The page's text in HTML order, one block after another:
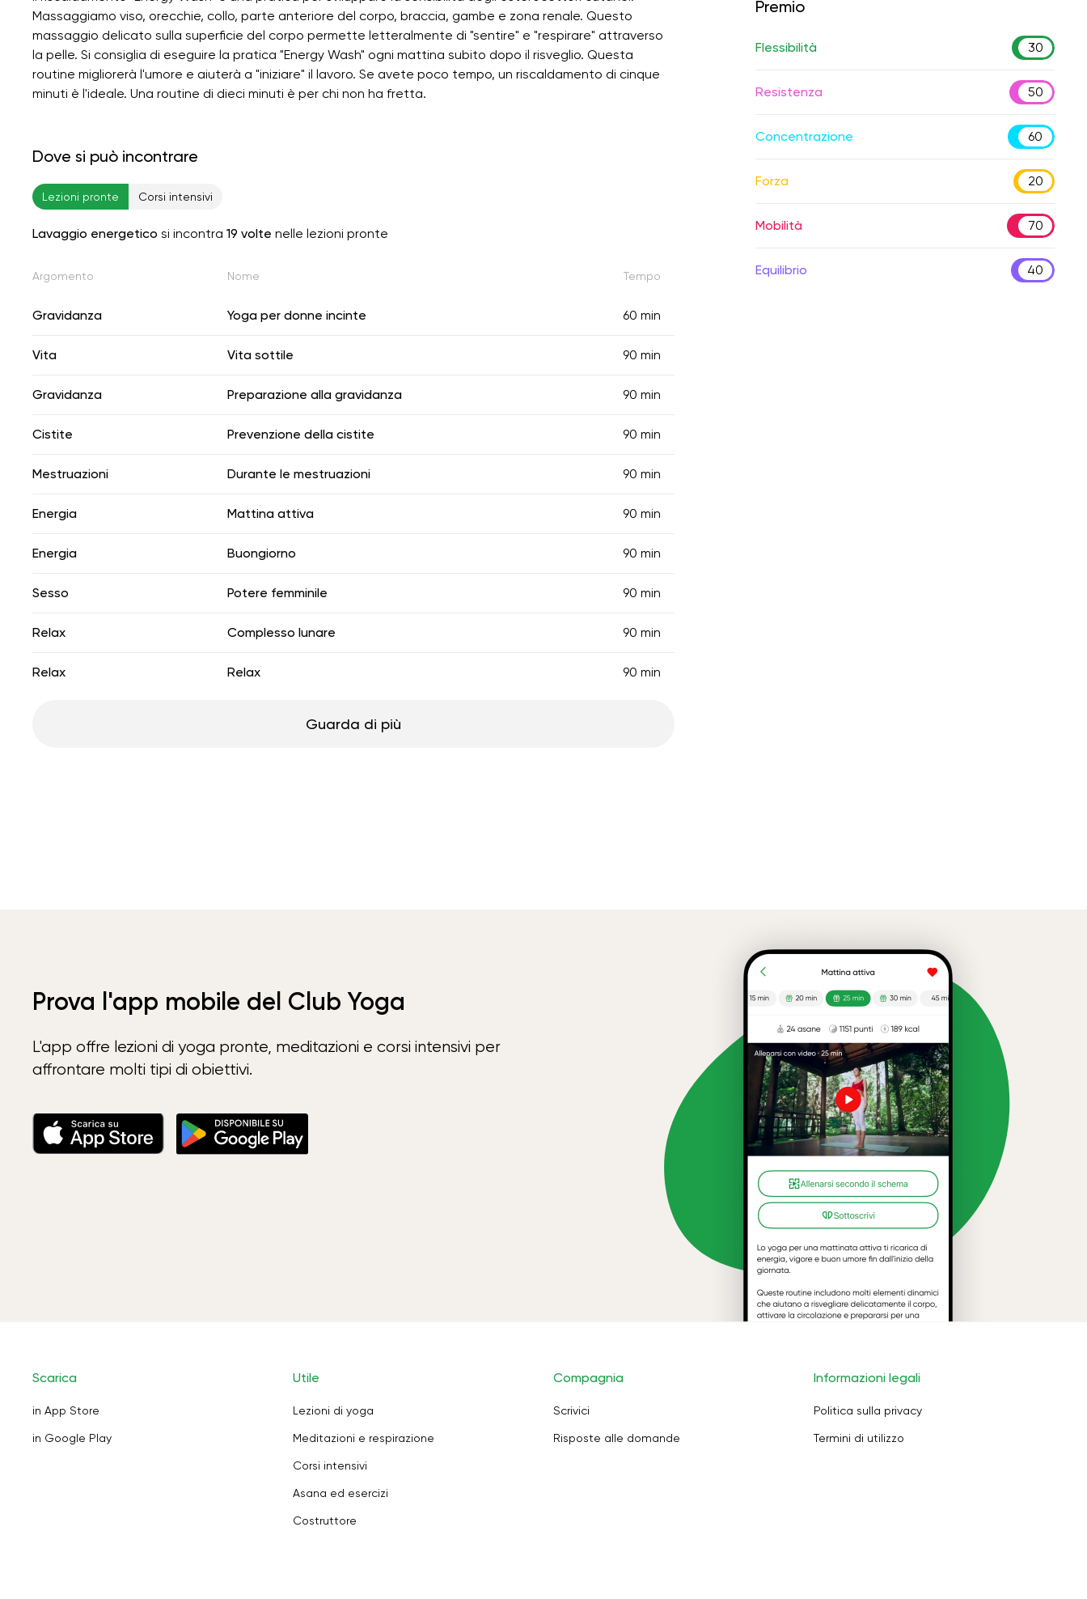
Massaggiamo viso, orecchie, collo, parte anteriore del corpo, braccia, gambe e zona renale. Questo
massaggio delicato sulla superficie del corpo permette letteralmente di "sentire" e "respirare" attraverso
la pelle. Si consiglia di eseguire la pratica "Energy Wash" ogni mattina subito dopo il risveglio. Questa
routine migliorerà l'umore e aiuterà a "iniziare" il lavoro. Se avete poco tempo, un riscaldamento di cinque
minuti è l'ideale. Una routine di dieci minuti è per chi non ha fretta.
Dove si può incontrare
Lezioni pronte Corsi intensivi
Lavaggio energetico si incontra 19 volte nelle lezioni pronte
Argomento Nome Tempo
Gravidanza Yoga per donne incinte 60 min
Vita Vita sottile 90 min
Gravidanza Preparazione alla gravidanza 90 min
Cistite Prevenzione della cistite 90 min
Mestruazioni Durante le mestruazioni 90 min
Energia Mattina attiva 90 min
Energia Buongiorno 90 min
Sesso Potere femminile 90 min
Relax Complesso lunare 90 min
Relax Relax 90 min
Guarda di più
Premio
Flessibilità 30
Resistenza 50
Concentrazione 60
Forza 20
Mobilità 70
Equilibrio 40
Prova l'app mobile del Club Yoga
L'app offre lezioni di yoga pronte, meditazioni e corsi intensivi per
affrontare molti tipi di obiettivi.
Scarica
in App Store
in Google Play
Utile
Lezioni di yoga
Meditazioni e respirazione
Corsi intensivi
Asana ed esercizi
Costruttore
Compagnia
Scrivici
Risposte alle domande
Informazioni legali
Politica sulla privacy
Termini di utilizzo